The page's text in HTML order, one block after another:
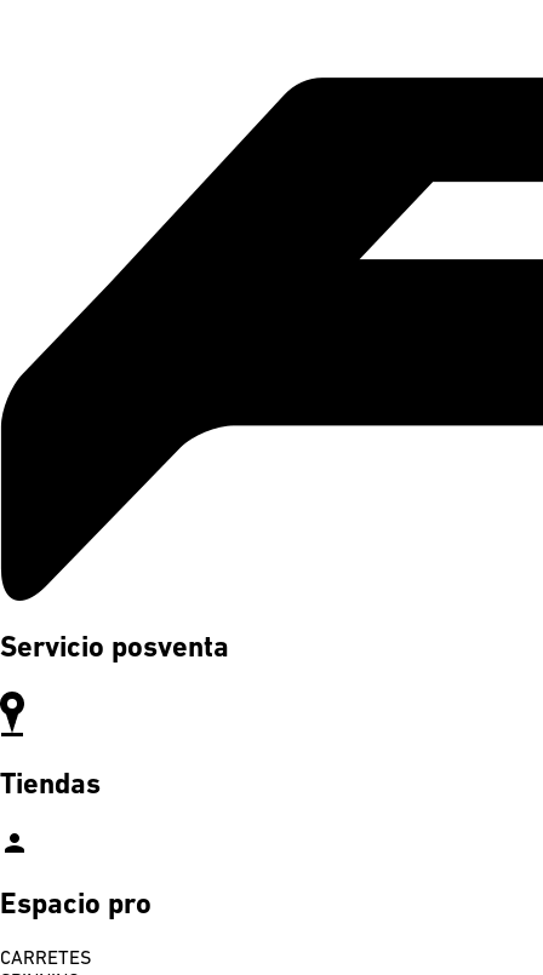
Servicio posventa
Tiendas
person
Espacio pro
CARRETES